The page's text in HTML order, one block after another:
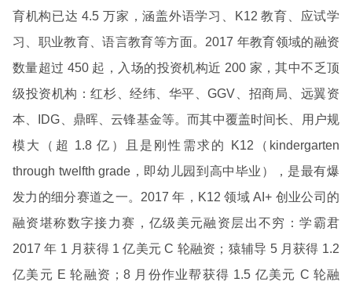
育机构已达 4.5 万家，涵盖外语学习、K12 教育、应试学
习、职业教育、语言教育等方面。2017 年教育领域的融资
数量超过 450 起，入场的投资机构近 200 家，其中不乏顶
级投资机构：红杉、经纬、华平、GGV、招商局、远翼资
本、IDG、鼎晖、云锋基金等。而其中覆盖时间长、用户规
模大（超 1.8 亿）且是刚性需求的 K12（kindergarten
through twelfth grade，即幼儿园到高中毕业），是最有爆
发力的细分赛道之一。2017 年，K12 领域 AI+ 创业公司的
融资堪称数字接力赛，亿级美元融资层出不穷：学霸君
2017 年 1 月获得 1 亿美元 C 轮融资；猿辅导 5 月获得 1.2
亿美元 E 轮融资；8 月份作业帮获得 1.5 亿美元 C 轮融